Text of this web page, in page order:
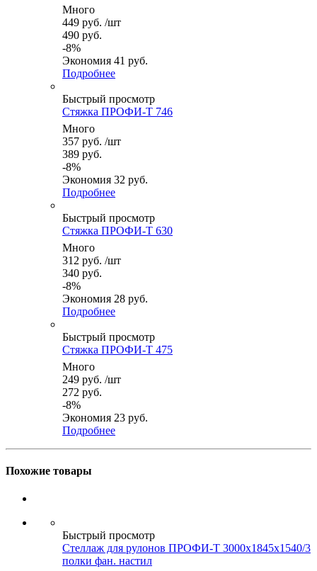
Много
449 руб. /шт
490 руб.
-8%
Экономия 41 руб.
Подробнее
Быстрый просмотр
Стяжка ПРОФИ-Т 746
Много
357 руб. /шт
389 руб.
-8%
Экономия 32 руб.
Подробнее
Быстрый просмотр
Стяжка ПРОФИ-Т 630
Много
312 руб. /шт
340 руб.
-8%
Экономия 28 руб.
Подробнее
Быстрый просмотр
Стяжка ПРОФИ-Т 475
Много
249 руб. /шт
272 руб.
-8%
Экономия 23 руб.
Подробнее
Похожие товары
Быстрый просмотр
Стеллаж для рулонов ПРОФИ-Т 3000x1845x1540/3
полки фан. настил